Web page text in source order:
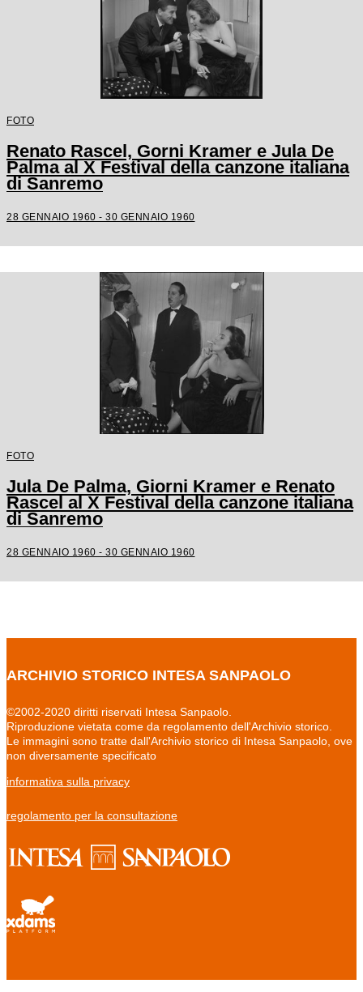
FOTO
Renato Rascel, Gorni Kramer e Jula De
Palma al X Festival della canzone italiana
di Sanremo
28 GENNAIO 1960 - 30 GENNAIO 1960
FOTO
Jula De Palma, Giorni Kramer e Renato
Rascel al X Festival della canzone italiana
di Sanremo
28 GENNAIO 1960 - 30 GENNAIO 1960
ARCHIVIO STORICO INTESA SANPAOLO
©2002-2020 diritti riservati Intesa Sanpaolo.
Riproduzione vietata come da regolamento dell'Archivio storico.
Le immagini sono tratte dall'Archivio storico di Intesa Sanpaolo, ove
non diversamente specificato
informativa sulla privacy
regolamento per la consultazione